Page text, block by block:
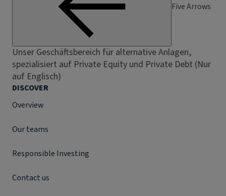
Five Arrows
Unser Geschäftsbereich für alternative Anlagen,
spezialisiert auf Private Equity und Private Debt (Nur
auf Englisch)
DISCOVER
Overview
Our teams
Responsible Investing
Contact us